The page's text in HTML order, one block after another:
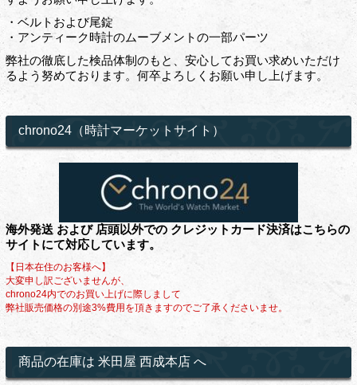
・ベルトおよび尾錠
・アンティーク時計のムーブメントの一部パーツ
弊社の徹底した検品体制のもと、安心してお買い求めいただけ
るよう努めております。何卒よろしくお願い申し上げます。
chrono24（時計マーケットサイト）
海外発送 および 店頭以外での クレジットカード決済はこちらの
サイトにて対応しています。
【日本在住のお客様へ】
大変申し訳ございませんが、
chrono24内でのお買い上げに際しまして
弊社販売価格の別途3%費用を頂きますのでご了承くださいませ。
商品の在庫は 米田屋 西成本店 へ